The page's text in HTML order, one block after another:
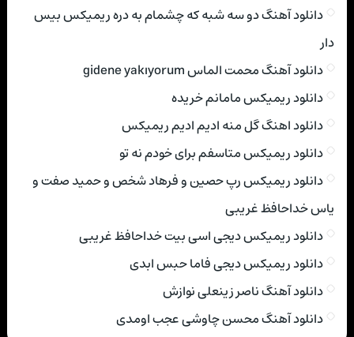
دانلود آهنگ دو سه شبه که چشمام به دره ریمیکس بیس
دار
دانلود آهنگ محمت الماس gidene yakıyorum
دانلود ریمیکس مامانم خریده
دانلود اهنگ گل منه ادیم ادیم ریمیکس
دانلود ریمیکس متاسفم برای خودم نه تو
دانلود ریمیکس رپ حصین و فرهاد شخص و حمید صفت و
یاس خداحافظ غریبی
دانلود ریمیکس دیجی اسی بیت خداحافظ غریبی
دانلود ریمیکس دیجی فاما حبس ابدی
دانلود آهنگ ناصر زینعلی نوازش
دانلود آهنگ محسن چاوشی عجب اومدی